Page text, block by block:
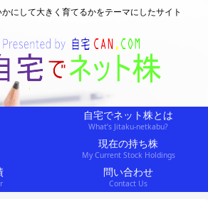
にして大きく育てるかをテーマにしたサイト
自宅でネット株とは
What’s Jitaku-netkabu?
現在の持ち株
My Current Stock Holdings
問い合わせ
Contact Us